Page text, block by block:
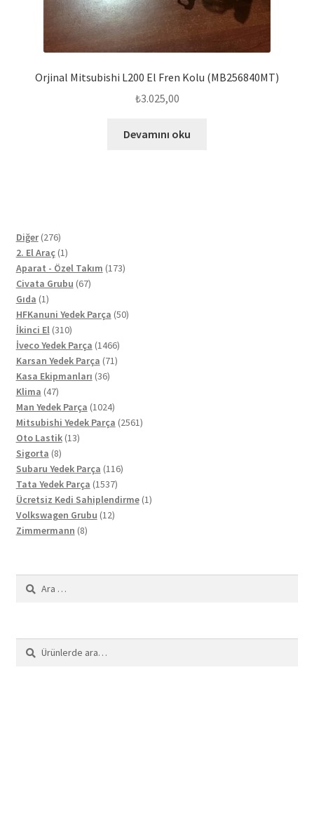
Orjinal Mitsubishi L200 El Fren Kolu (MB256840MT)
₺3.025,00
Devamını oku
Diğer 276276
ürün
2. El Araç 11
ürün
Aparat - Özel Takım 173173
Civata Grubu 6767
Gıda 11
ürün
HFKanuni Yedek Parça 5050
İkinci El 310310
ürün
İveco Yedek Parça 14661466
ürün
Karsan Yedek Parça 7171
Kasa Ekipmanları 3636
Klima 4747
ürün
Man Yedek Parça 10241024
ürün
Mitsubishi Yedek Parça 25612561
Oto Lastik 1313
Sigorta 88
ürün
Subaru Yedek Parça 116116
Tata Yedek Parça 15371537
ürün
Ücretsiz Kedi Sahiplendirme 11
Volkswagen Grubu 1212
Zimmermann 88
Arama:
Ara:
Ara